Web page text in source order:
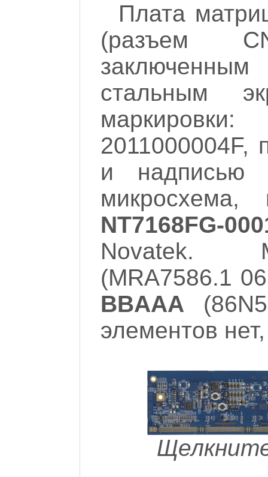
Плата
(разъем
заключенным
стальным
2011000004F,
и надписью
микросхема,
NT7168FG-
Novatek.
(MRA7586.1
BBAAA
элементов